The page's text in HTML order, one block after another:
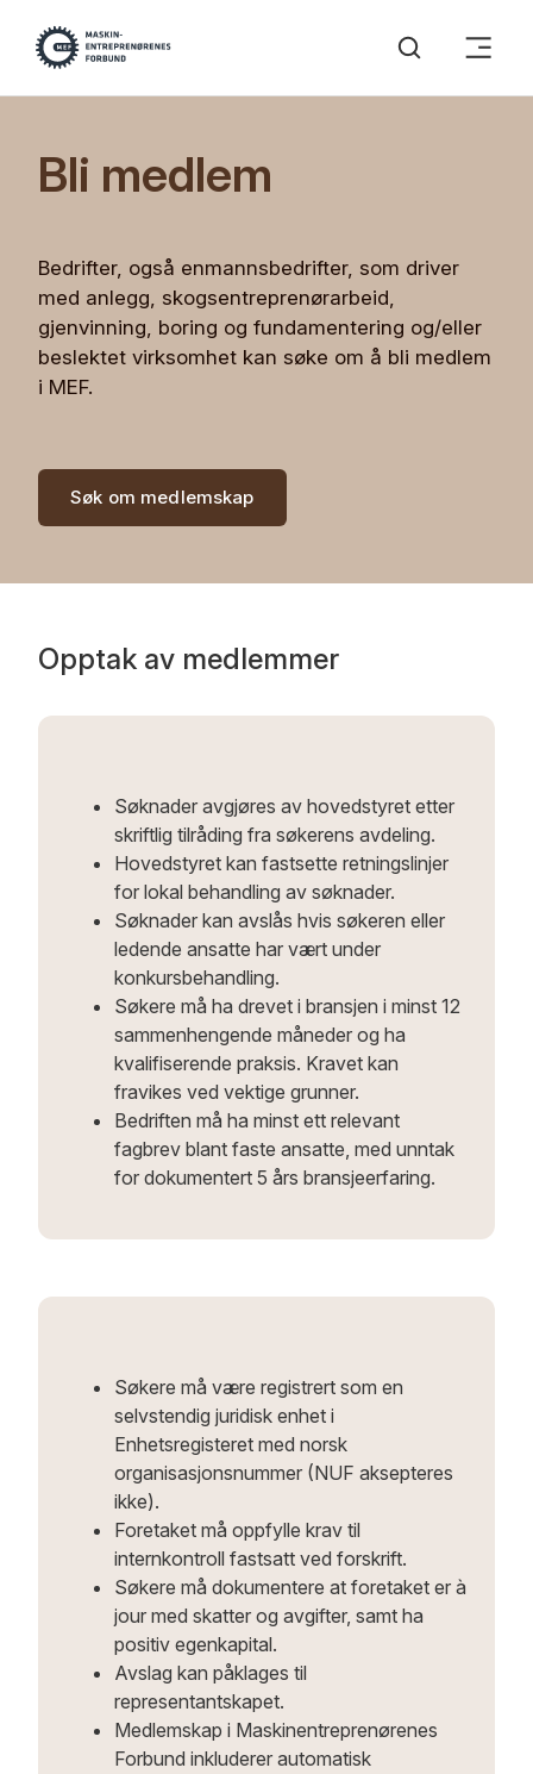
Bli medlem
Bedrifter, også enmannsbedrifter, som driver
med anlegg, skogsentreprenørarbeid,
gjenvinning, boring og fundamentering og/eller
beslektet virksomhet kan søke om å bli medlem
i MEF.
Søk om medlemskap
Opptak av medlemmer
Søknader avgjøres av hovedstyret etter
skriftlig tilråding fra søkerens avdeling.
Hovedstyret kan fastsette retningslinjer
for lokal behandling av søknader.
Søknader kan avslås hvis søkeren eller
ledende ansatte har vært under
konkursbehandling.
Søkere må ha drevet i bransjen i minst 12
sammenhengende måneder og ha
kvalifiserende praksis. Kravet kan
fravikes ved vektige grunner.
Bedriften må ha minst ett relevant
fagbrev blant faste ansatte, med unntak
for dokumentert 5 års bransjeerfaring.
Søkere må være registrert som en
selvstendig juridisk enhet i
Enhetsregisteret med norsk
organisasjonsnummer (NUF aksepteres
ikke).
Foretaket må oppfylle krav til
internkontroll fastsatt ved forskrift.
Søkere må dokumentere at foretaket er à
jour med skatter og avgifter, samt ha
positiv egenkapital.
Avslag kan påklages til
representantskapet.
Medlemskap i Maskinentreprenørenes
Forbund inkluderer automatisk